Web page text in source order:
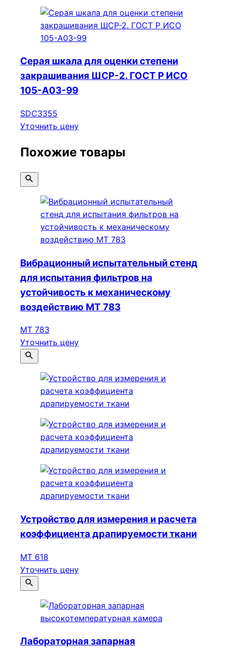
Серая шкала для оценки степени
закрашивания ШСР-2. ГОСТ Р ИСО
105-A03-99
SDC3355
Уточнить цену
Похожие товары
Вибрационный испытательный стенд
для испытания фильтров на
устойчивость к механическому
воздействию МТ 783
МТ 783
Уточнить цену
Устройство для измерения и расчета
коэффициента драпируемости ткани
МТ 618
Уточнить цену
Лабораторная запарная